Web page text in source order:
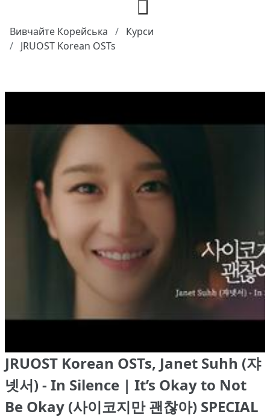
Вивчайте Корейська
Курси
JRUOST Korean OSTs
JRUOST Korean OSTs, Janet Suhh (쟈
넷서) - In Silence | It’s Okay to Not
Be Okay (사이코지만 괜찮아) SPECIAL